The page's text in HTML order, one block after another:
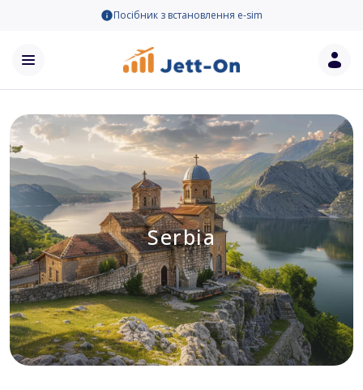
Посібник з встановлення e-sim
Serbia